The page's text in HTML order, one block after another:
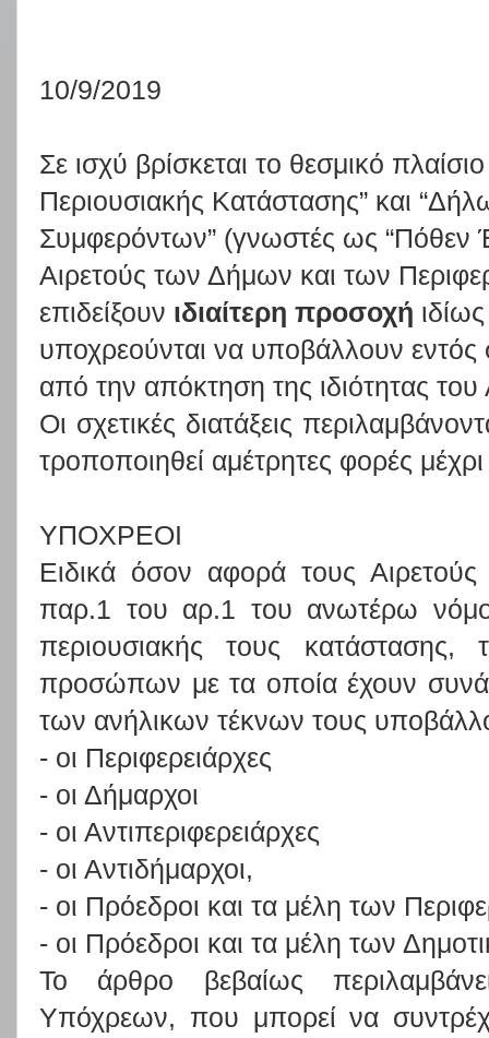
10/9/2019
Σε ισχύ βρίσκεται το θεσμικό
Περιουσιακής Κατάστασης” και
Συμφερόντων” (γνωστές ως “Πόθεν
Αιρετούς των Δήμων και των
επιδείξουν ιδιαίτερη προσοχή
υποχρεούνται να υποβάλλουν εντός
από την απόκτηση της ιδιότητας του
Οι σχετικές διατάξεις
τροποποιηθεί αμέτρητες φορές
ΥΠΟΧΡΕΟΙ
Ειδικά όσον αφορά τους
παρ.1 του αρ.1 του ανωτέρω
περιουσιακής τους
προσώπων με τα οποία έχουν
των ανήλικων τέκνων τους
- οι Περιφερειάρχες
- οι Δήμαρχοι
- οι Αντιπεριφερειάρχες
- οι Αντιδήμαρχοι,
- οι Πρόεδροι και τα μέλη των
- οι Πρόεδροι και τα μέλη των
Το άρθρο βεβαίως
Υπόχρεων, που μπορεί να